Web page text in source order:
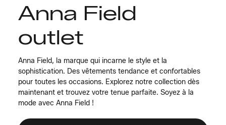
Anna Field
outlet
Anna Field, la marque qui incarne le style et la
sophistication. Des vêtements tendance et confortables
pour toutes les occasions. Explorez notre collection dès
maintenant et trouvez votre tenue parfaite. Soyez à la
mode avec Anna Field !